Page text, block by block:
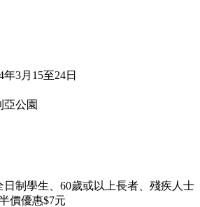
3月15至24日
亞公園
日制學生、60歲或以上長者、殘疾人士
價優惠$7元